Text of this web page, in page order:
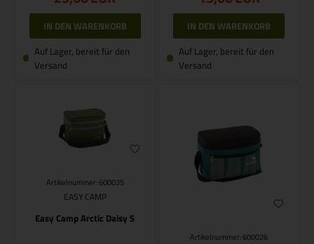
Auf Lager, bereit für den
Versand
Auf Lager, bereit für den
Versand
Artikelnummer: 600035
EASY CAMP
Easy Camp Arctic Daisy S
Artikelnummer: 600026